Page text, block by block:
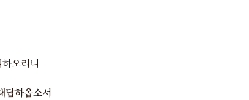
오리니
답하옵소서